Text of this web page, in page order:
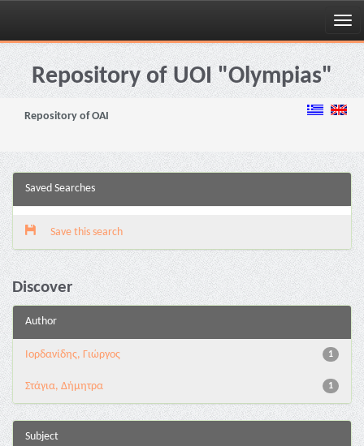
Skip
navigationRepository of UOI "Olympias"
Repository of OAI
Saved Searches
Save this search
Discover
Author
1
Ιορδανίδης, Γιώργος
1
Στάγια, Δήμητρα
Subject